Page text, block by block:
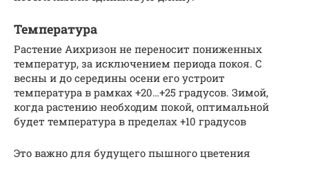
Температура
Растение Аихризон не переносит пониженных
температур, за исключением периода покоя. С
весны и до середины осени его устроит
температура в рамках +20…+25 градусов. Зимой,
когда растению необходим покой, оптимальной
будет температура в пределах +10 градусов
Это важно для будущего пышного цветения